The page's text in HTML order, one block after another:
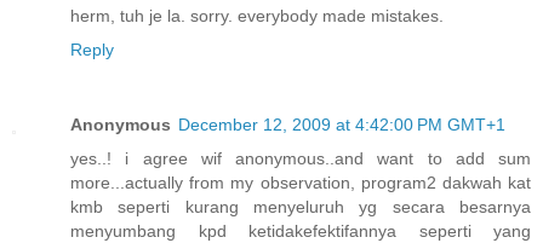
herm, tuh je la. sorry. everybody made mistakes.
Reply
Anonymous December 12, 2009 at 4:42:00 PM GMT+1
yes..! i agree wif anonymous..and want to add sum
more...actually from my observation, program2 dakwah kat
kmb seperti kurang menyeluruh yg secara besarnya
menyumbang kpd ketidakefektifannya seperti yang